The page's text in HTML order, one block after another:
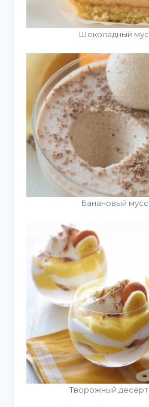
Шоколадный
Банановый
Творожный десерт